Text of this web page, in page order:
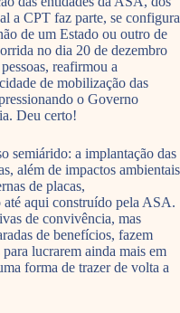
a CPT faz parte, se configura
de um Estado ou outro de
no dia 20 de dezembro
reafirmou a
de mobilização das
o Governo
Deu certo!
semiárido: a implantação das
além de impactos ambientais
de placas,
aqui construído pela ASA.
de convivência, mas
de benefícios, fazem
lucrarem ainda mais em
forma de trazer de volta a